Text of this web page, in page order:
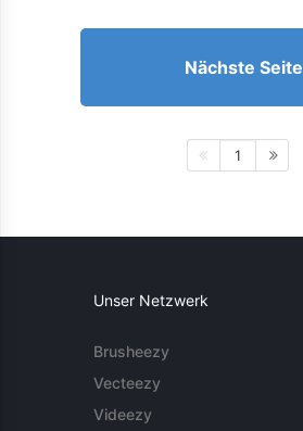
Nächste Seite
1
Unser Netzwerk
Brusheezy
Vecteezy
Videezy